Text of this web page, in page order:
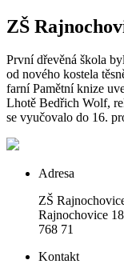
ZŠ
První dřevěná škola
od nového kostela
farní Pamětní knize
Lhotě Bedřich Wolf,
se vyučovalo do 16.
Adresa
ZŠ
Rajnochovice
768 71
Kontakt